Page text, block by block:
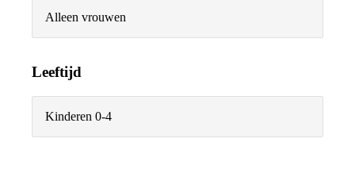
Alleen vrouwen
Leeftijd
Kinderen 0-4